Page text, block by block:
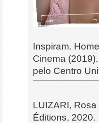
Inspiram.
Cinema
pelo Centro
LUIZARI,
Éditions, 2020.